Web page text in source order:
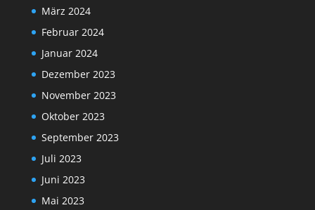
März 2024
Februar 2024
Januar 2024
Dezember 2023
November 2023
Oktober 2023
September 2023
Juli 2023
Juni 2023
Mai 2023